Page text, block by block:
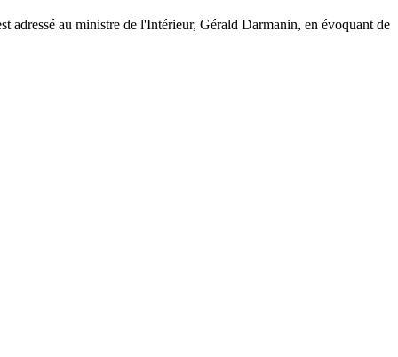
adressé au ministre de l'Intérieur, Gérald Darmanin, en évoquant de